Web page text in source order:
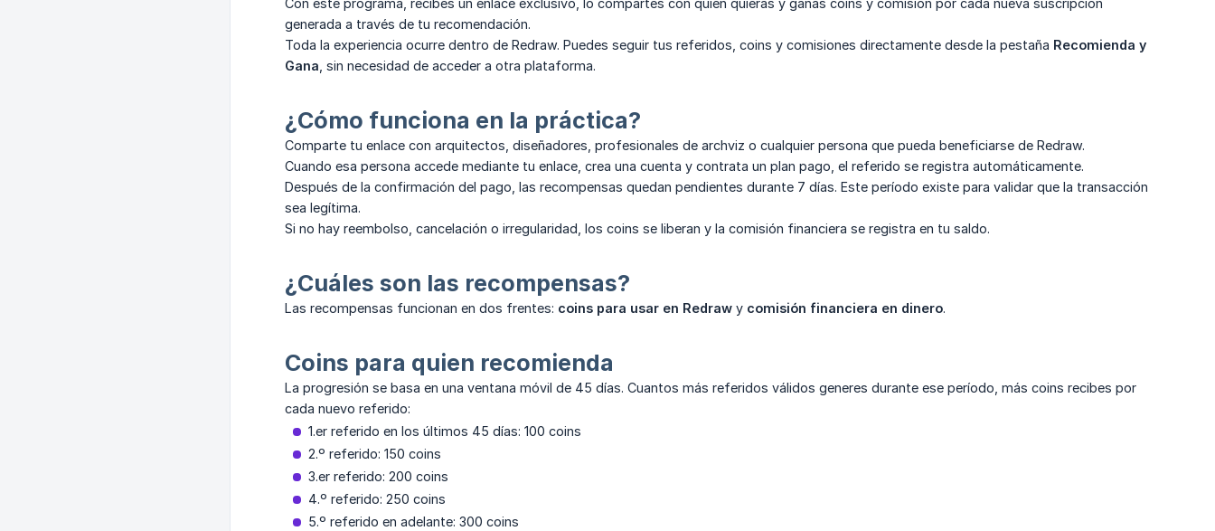
Con este programa, recibes un enlace exclusivo, lo compartes con quien quieras y ganas coins y comisión por cada nueva suscripción
generada a través de tu recomendación.
Toda la experiencia ocurre dentro de Redraw. Puedes seguir tus referidos, coins y comisiones directamente desde la pestaña Recomienda y
Gana , sin necesidad de acceder a otra plataforma.
¿Cómo funciona en la práctica?
Comparte tu enlace con arquitectos, diseñadores, profesionales de archviz o cualquier persona que pueda beneficiarse de Redraw.
Cuando esa persona accede mediante tu enlace, crea una cuenta y contrata un plan pago, el referido se registra automáticamente.
Después de la confirmación del pago, las recompensas quedan pendientes durante 7 días. Este período existe para validar que la transacción
sea legítima.
Si no hay reembolso, cancelación o irregularidad, los coins se liberan y la comisión financiera se registra en tu saldo.
¿Cuáles son las recompensas?
Las recompensas funcionan en dos frentes: coins para usar en Redraw y comisión financiera en dinero.
Coins para quien recomienda
La progresión se basa en una ventana móvil de 45 días. Cuantos más referidos válidos generes durante ese período, más coins recibes por
cada nuevo referido:
1.er referido en los últimos 45 días: 100 coins
2.º referido: 150 coins
3.er referido: 200 coins
4.º referido: 250 coins
5.º referido en adelante: 300 coins